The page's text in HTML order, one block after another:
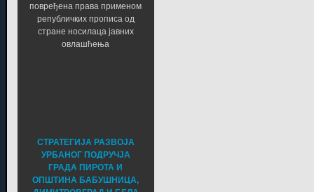
повређена права применом
републичких прописа од
стране носилаца јавних
овлашћења
СТРАТЕГИЈА РАЗВОЈА
УРБАНОГ ПОДРУЧЈА
ГРАДА ПИРОТА И
ОПШТИНА БАБУШНИЦА,